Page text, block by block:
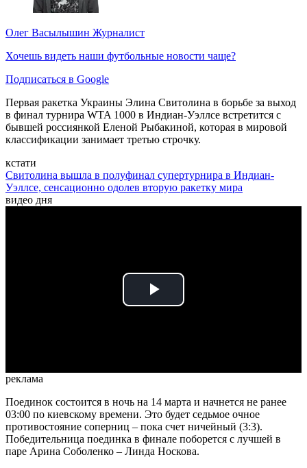
Олег Васылышин Журналист
Хочешь видеть наши футбольные новости чаще?
Подписаться в Google
Первая ракетка Украины Элина Свитолина в борьбе за выход
в финал турнира WTA 1000 в Индиан-Уэллсе встретится с
бывшей россиянкой Еленой Рыбакиной, которая в мировой
классификации занимает третью строчку.
кстати
Свитолина вышла в полуфинал супертурнира в Индиан-
Уэллсе, сенсационно одолев вторую ракетку мира
видео дня
Play
реклама
Поединок состоится в ночь на 14 марта и начнется не ранее
03:00 по киевскому времени. Это будет седьмое очное
противостояние соперниц – пока счет ничейный (3:3).
Победительница поединка в финале поборется с лучшей в
паре Арина Соболенко – Линда Носкова.